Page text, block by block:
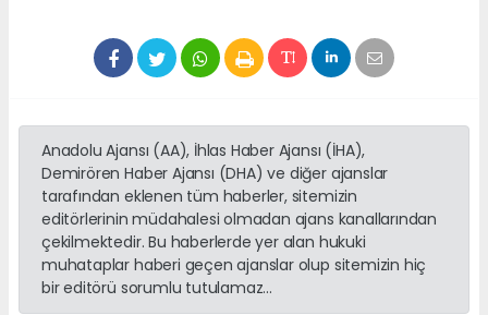
Anadolu Ajansı (AA), İhlas Haber Ajansı (İHA),
Demirören Haber Ajansı (DHA) ve diğer ajanslar
tarafından eklenen tüm haberler, sitemizin
editörlerinin müdahalesi olmadan ajans kanallarından
çekilmektedir. Bu haberlerde yer alan hukuki
muhataplar haberi geçen ajanslar olup sitemizin hiç
bir editörü sorumlu tutulamaz...